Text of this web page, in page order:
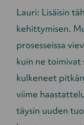
Lauri: Lisäisin
kehittymisen.
prosesseissa
kuin ne toimivat
kulkeneet
viime
täysin uuden